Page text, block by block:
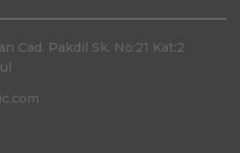
Cad. Pakdil Sk. No:21 Kat:2